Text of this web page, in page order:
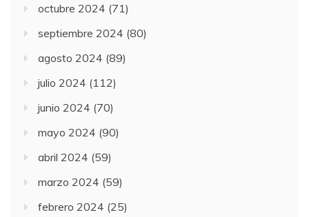
octubre 2024 (71)
septiembre 2024 (80)
agosto 2024 (89)
julio 2024 (112)
junio 2024 (70)
mayo 2024 (90)
abril 2024 (59)
marzo 2024 (59)
febrero 2024 (25)